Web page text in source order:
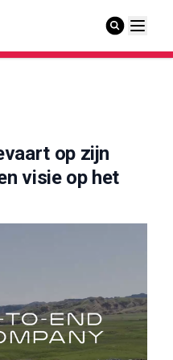
op zijn
visie op het